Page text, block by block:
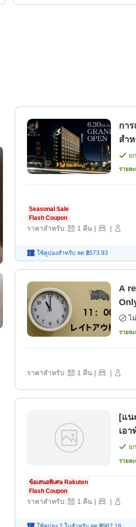
กา
สำ
นาย
รายล
Seasonal Sale
Flash Coupon
ราคาสำหรับ: 1 คืน | |
ใช้คูปองสำหรับ ลด ฿573.93
A
ไ
รายล
ราคาสำหรับ: 1 คืน | |
[แน
เอ
ย
รายล
ข้อเสนอพิเศษ Rakuten
Flash Coupon
ราคาสำหรับ: 1 คืน | |